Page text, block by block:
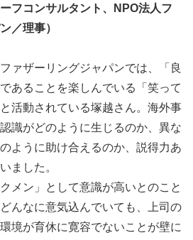
フコンサルタント、NPO法人フ
／理事）
ァザーリングジャパンでは、「良
あることを楽しんでいる「笑って
活動されている塚越さん。海外事
識がどのように生じるのか、異な
ように助け合えるのか、説得力あ
ました。
メン」として意識が高いとのこと
んなに意気込んでいても、上司の
境が育休に寛容でないことが壁に